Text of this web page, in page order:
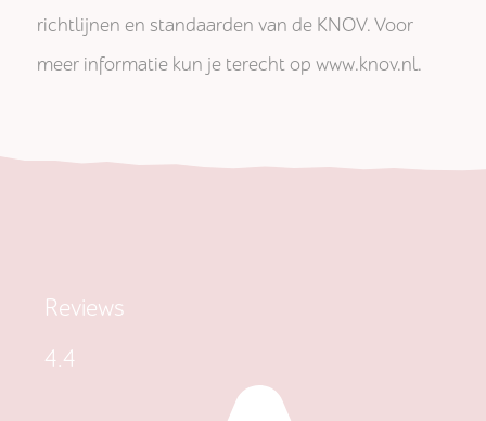
richtlijnen en standaarden van de KNOV. Voor
meer informatie kun je terecht op www.knov.nl.
Reviews
4.4